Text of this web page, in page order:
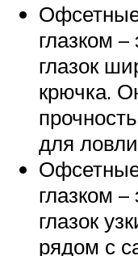
глазком
глазок
крючка.
для
глазком
глазок
рядом с